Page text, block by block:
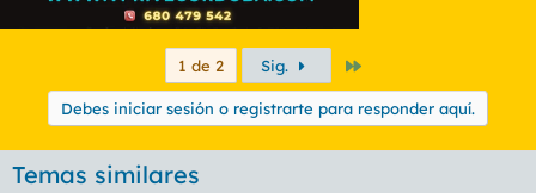
1 de 2 Sig.
Debes iniciar sesión o registrarte para responder aquí.
Temas similares